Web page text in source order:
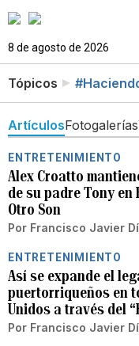
8 de agosto de 2026
Tópicos
ArtículosFotogalerías
ENTRETENIMIENTO
Alex Croatto
de su padre Tony en
Otro Son
Por Francisco Javier
ENTRETENIMIENTO
Así se expande el
puertorriqueños en
Unidos a través del
Por Francisco Javier